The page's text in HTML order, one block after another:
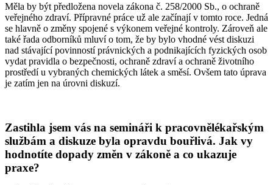
Měla by být předložena novela zákona č. 258/2000 Sb., o ochraně
veřejného zdraví. Přípravné práce už ale začínají v tomto roce. Jedná
se hlavně o změny spojené s výkonem veřejné kontroly. Zároveň ale
také řada odborníků mluví o tom, že by bylo vhodné vést diskuzi
nad stávající povinností právnických a podnikajících fyzických osob
vydat pravidla o bezpečnosti, ochraně zdraví a ochraně životního
prostředí u vybraných chemických látek a směsí. Ovšem tato úprava
je zatím jen na úrovni diskuzí.
Zastihla jsem vás na semináři k pracovnělékařským
službám a diskuze byla opravdu bouřlivá. Jak vy
hodnotíte dopady změn v zákoně a co ukazuje
praxe?